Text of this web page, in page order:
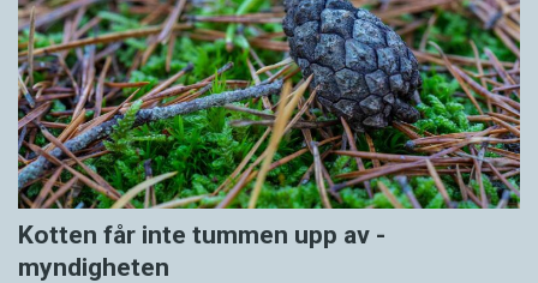
Kotten får inte tummen upp av ­
myndigheten